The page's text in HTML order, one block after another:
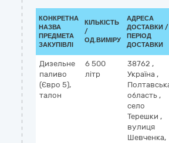
КОНКРЕТНА
НАЗВА
ПРЕДМЕТА
ЗАКУПІВЛІ
КІЛЬКІСТЬ
/
ОД.ВИМІРУ
АДРЕСА
ДОСТАВКИ /
ПЕРІОД
ДОСТАВКИ
Дизельне
паливо
(Євро 5),
талон
6 500
літр
38762 ,
Україна ,
область ,
село
Терешки ,
вулиця
Шевченка,